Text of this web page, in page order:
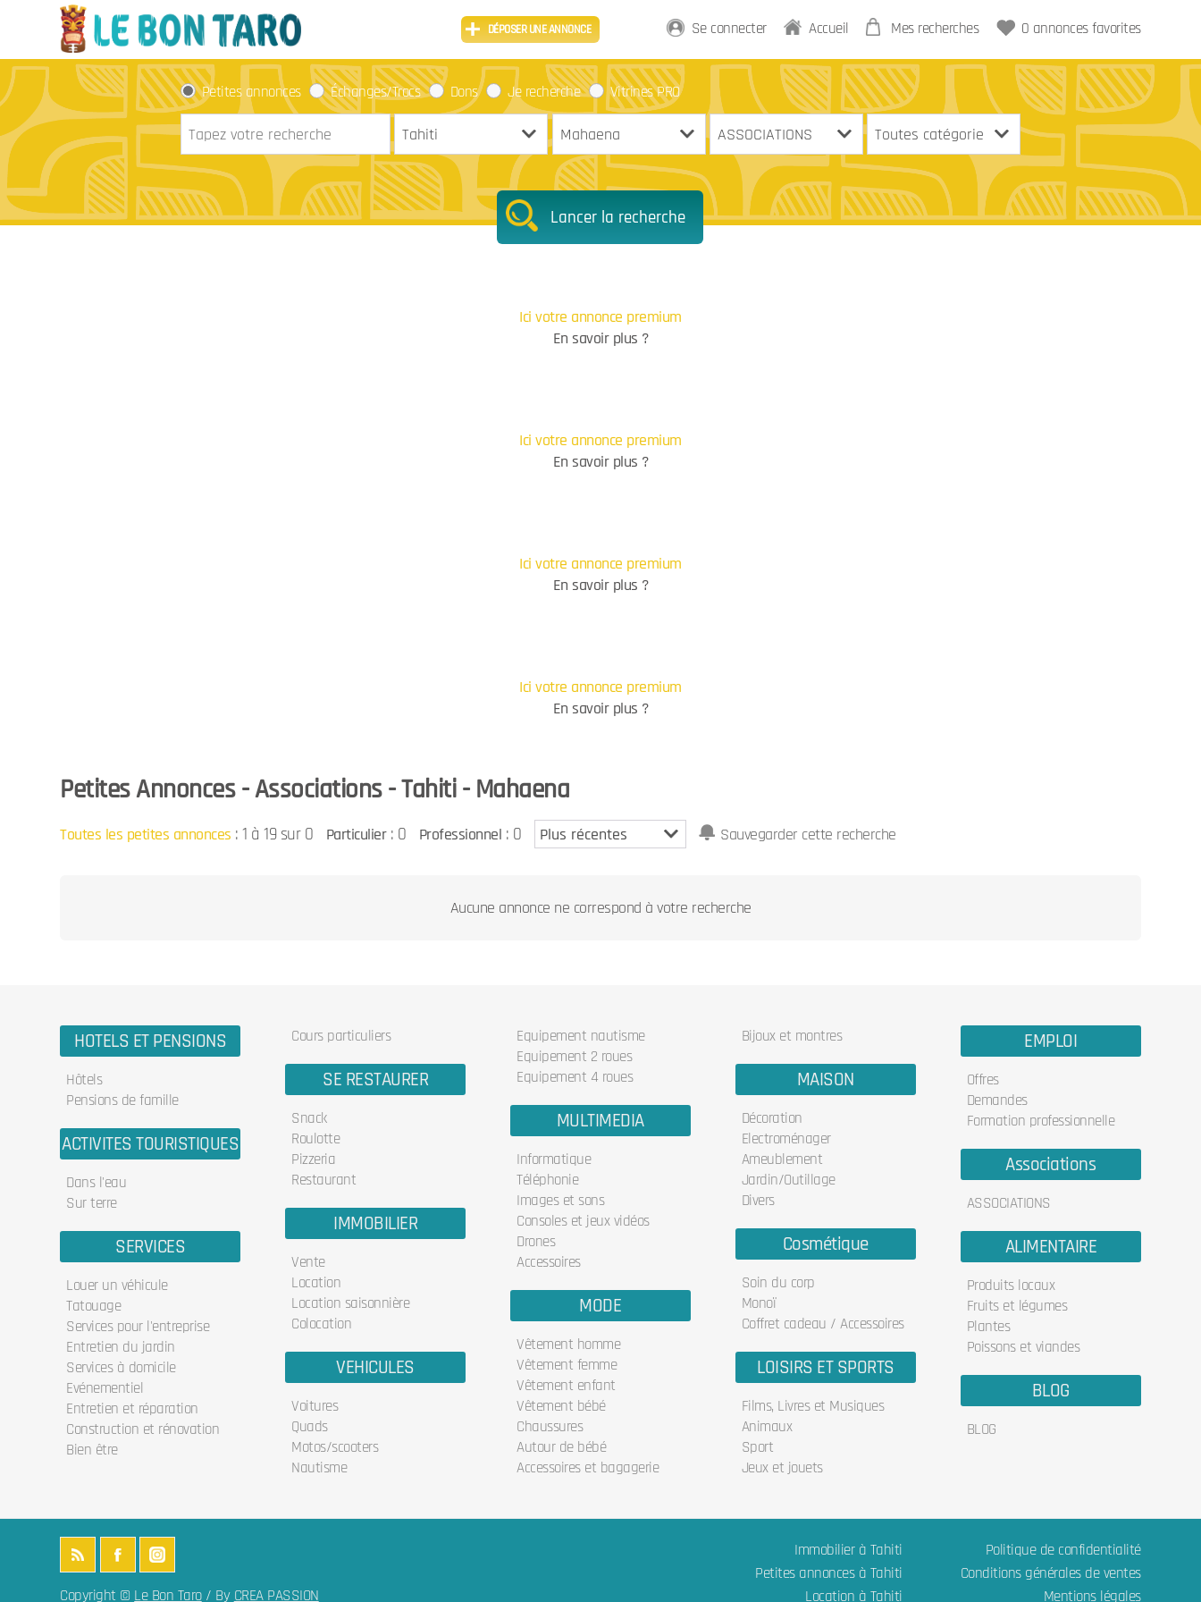
DÉPOSER UNE ANNONCE Se connecter Accueil Mes recherches 0 annonces favorites
Petites annonces Échanges/Trocs Dons Je recherche Vitrines PRO
Lancer la recherche
Ici votre annonce premium
En savoir plus ?
Ici votre annonce premium
En savoir plus ?
Ici votre annonce premium
En savoir plus ?
Ici votre annonce premium
En savoir plus ?
Petites Annonces - Associations - Tahiti - Mahaena
Toutes les petites annonces :1 à 19 sur 0 Particulier: 0 Professionnel : 0 Sauvegarder cette recherche
Aucune annonce ne correspond à votre recherche
HOTELS ET PENSIONS
Hôtels
Pensions de famille
ACTIVITES TOURISTIQUES
Dans l'eau
Sur terre
SERVICES
Louer un véhicule
Tatouage
Services pour l'entreprise
Entretien du jardin
Services à domicile
Evénementiel
Entretien et réparation
Construction et rénovation
Bien être
Cours particuliers
SE RESTAURER
Snack
Roulotte
Pizzeria
Restaurant
IMMOBILIER
Vente
Location
Location saisonnière
Colocation
VEHICULES
Voitures
Quads
Motos/scooters
Nautisme
Equipement nautisme
Equipement 2 roues
Equipement 4 roues
MULTIMEDIA
Informatique
Téléphonie
Images et sons
Consoles et jeux vidéos
Drones
Accessoires
MODE
Vêtement homme
Vêtement femme
Vêtement enfant
Vêtement bébé
Chaussures
Autour de bébé
Accessoires et bagagerie
Bijoux et montres
MAISON
Décoration
Electroménager
Ameublement
Jardin/Outillage
Divers
Cosmétique
Soin du corp
Monoï
Coffret cadeau / Accessoires
LOISIRS ET SPORTS
Films, Livres et Musiques
Animaux
Sport
Jeux et jouets
EMPLOI
Offres
Demandes
Formation professionnelle
Associations
ASSOCIATIONS
ALIMENTAIRE
Produits locaux
Fruits et légumes
Plantes
Poissons et viandes
BLOG
BLOG
Copyright © Le Bon Taro/ By CREA PASSION
Immobilier à Tahiti
Petites annonces à Tahiti
Location à Tahiti
Politique de confidentialité
Conditions générales de ventes
Mentions légales